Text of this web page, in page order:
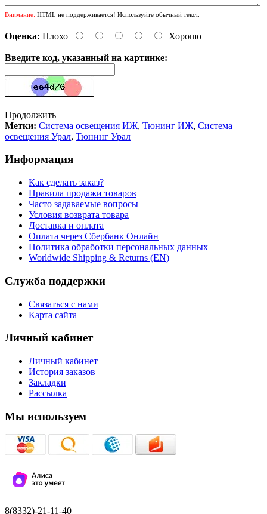
Внимание: HTML не поддерживается! Используйте обычный текст.
Оценка: Плохо Хорошо
Введите код, указанный на картинке:
Продолжить
Метки: Система освещения ИЖ, Тюнинг ИЖ, Система
освещения Урал, Тюнинг Урал
Информация
Как сделать заказ?
Правила продажи товаров
Часто задаваемые вопросы
Условия возврата товара
Доставка и оплата
Оплата через Сбербанк Онлайн
Политика обработки персональных данных
Worldwide Shipping & Returns (EN)
Служба поддержки
Связаться с нами
Карта сайта
Личный кабинет
Личный кабинет
История заказов
Закладки
Рассылка
Мы используем
8(8332)-21-11-40